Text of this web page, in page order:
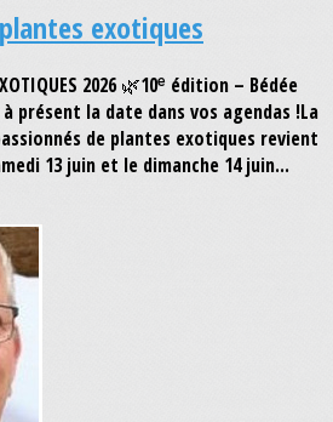
exotiques
2026 🌿10ᵉ édition – Bédée
présent la date dans vos agendas !La
de plantes exotiques revient
13 juin et le dimanche 14 juin...